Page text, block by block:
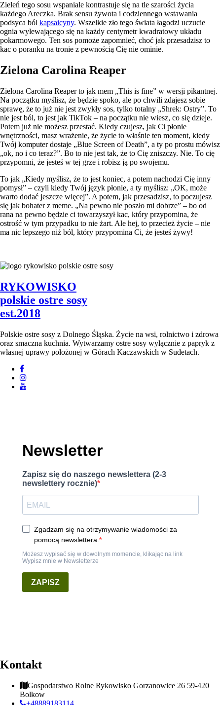
Zieleń tego sosu wspaniale kontrastuje się na tle szarości życia
każdego Areczka. Brak sensu żywota i codziennego wstawania
podsyca ból kapsaicyny. Wszelkie zło tego świata łagodzi uczucie
ognia wylewającego się na każdy centymetr kwadratowy układu
pokarmowego. Ten sos pomoże zapomnieć, choć jak przesadzisz to
kac o poranku na tronie z pewnością Cię nie ominie.
Zielona Carolina Reaper
Zielona Carolina Reaper to jak mem „This is fine” w wersji pikantnej.
Na początku myślisz, że będzie spoko, ale po chwili zdajesz sobie
sprawę, że to już nie jest zwykły sos, tylko totalny „Shrek: Ostry”. To
nie jest ból, to jest jak TikTok – na początku nie wiesz, co się dzieje.
Potem już nie możesz przestać. Kiedy czujesz, jak Ci płonie
wnętrzności, masz wrażenie, że życie to właśnie ten moment, kiedy
Twój komputer dostaje „Blue Screen of Death”, a ty po prostu mówisz
„ok, no i co teraz?”. Bo to nie jest tak, że to Cię zniszczy. Nie. To cię
przypomni, że jesteś w tej grze i robisz ją po swojemu.
To jak „Kiedy myślisz, że to jest koniec, a potem nachodzi Cię inny
pomysł” – czyli kiedy Twój język płonie, a ty myślisz: „OK, może
warto dodać jeszcze więcej”. A potem, jak przesadzisz, to poczujesz
się jak bohater z meme. „Na pewno nie poszło mi dobrze” – bo od
rana na pewno będzie ci towarzyszył kac, który przypomina, że
ostrość w tym przypadku to nie żart. Ale hej, to przecież życie – nie
ma nic lepszego niż ból, który przypomina Ci, że jesteś żywy!
RYKOWISKO
polskie ostre sosy
est.2018
Polskie ostre sosy z Dolnego Śląska. Życie na wsi, rolnictwo i zdrowa
oraz smaczna kuchnia. Wytwarzamy ostre sosy wyłącznie z papryk z
własnej uprawy położonej w Górach Kaczawskich w Sudetach.
Kontakt
Gospodarstwo Rolne Rykowisko Gorzanowice 26 59-420
Bolkow
+48889183114